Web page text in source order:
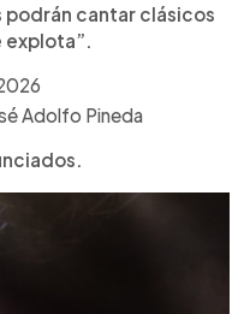
podrán cantar clásicos
explota”.
Adolfo Pineda